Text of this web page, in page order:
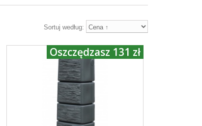
Sortuj według:
Oszczędzasz 131 zł